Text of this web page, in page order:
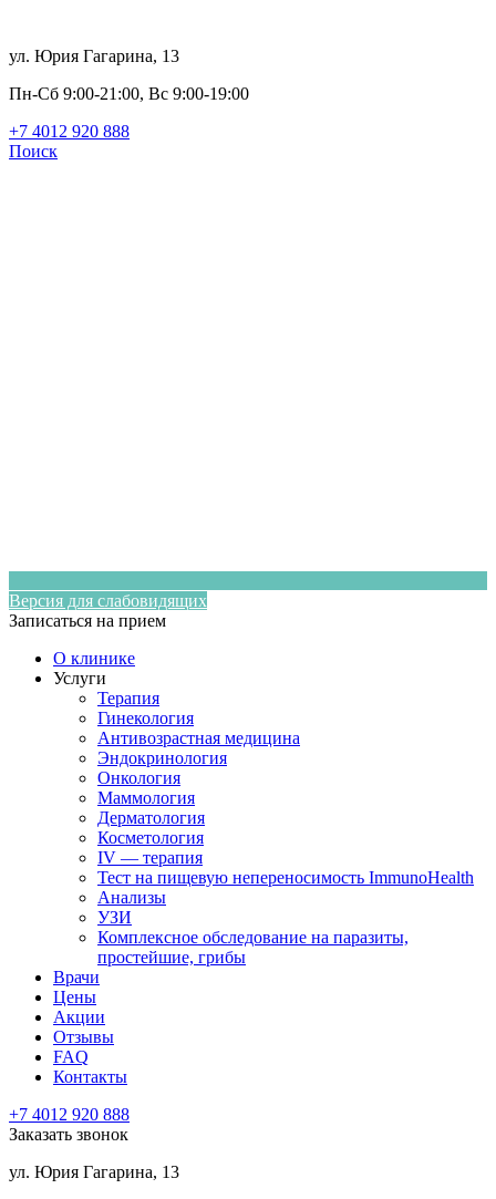
ул. Юрия Гагарина, 13
Пн-Сб 9:00-21:00, Вс 9:00-19:00
+7 4012 920 888
Поиск
Версия для слабовидящих
Записаться на прием
О клинике
Услуги
Терапия
Гинекология
Антивозрастная медицина
Эндокринология
Онкология
Маммология
Дерматология
Косметология
IV — терапия
Тест на пищевую непереносимость ImmunoHealth
Анализы
УЗИ
Комплексное обследование на паразиты,
простейшие, грибы
Врачи
Цены
Акции
Отзывы
FAQ
Контакты
+7 4012 920 888
Заказать звонок
ул. Юрия Гагарина, 13